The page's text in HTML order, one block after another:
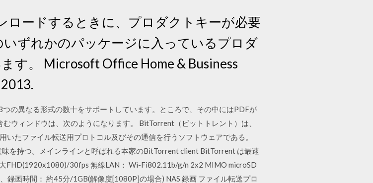
ロードするときに、プロダクトキーが必要
ずれかのパッケージに入っているプロダ
す。 Microsoft Office Home & Business
の異なる形式の数十をサポートしています。ところで、その中にはPDFが
ウィンドウは、次のようになります。 BitTorrent（ビットトレント）は、
たファイル転送用プロトコル及びその通信を行うソフトウェアである。
味を持つ。メインラインと呼ばれる本家のBitTorrent client BitTorrent は最速
FHD(1920x1080)/30fps 無線LAN： Wi-Fi802.11b/g/n 2x2 MIMO microSD
録画時間： 約45分/1GB(解像度[1080P]の場合) NAS 録画 ファイル転送プロ